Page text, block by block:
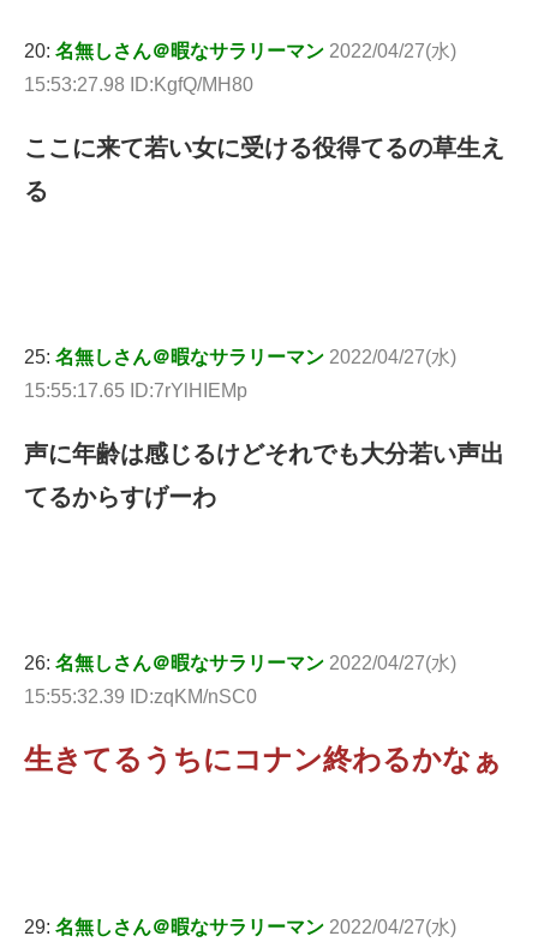
20: 名無しさん＠暇なサラリーマン 2022/04/27(水)
15:53:27.98 ID:KgfQ/MH80
ここに来て若い女に受ける役得てるの草生え
る
25: 名無しさん＠暇なサラリーマン 2022/04/27(水)
15:55:17.65 ID:7rYlHIEMp
声に年齢は感じるけどそれでも大分若い声出
てるからすげーわ
26: 名無しさん＠暇なサラリーマン 2022/04/27(水)
15:55:32.39 ID:zqKM/nSC0
生きてるうちにコナン終わるかなぁ
29: 名無しさん＠暇なサラリーマン 2022/04/27(水)